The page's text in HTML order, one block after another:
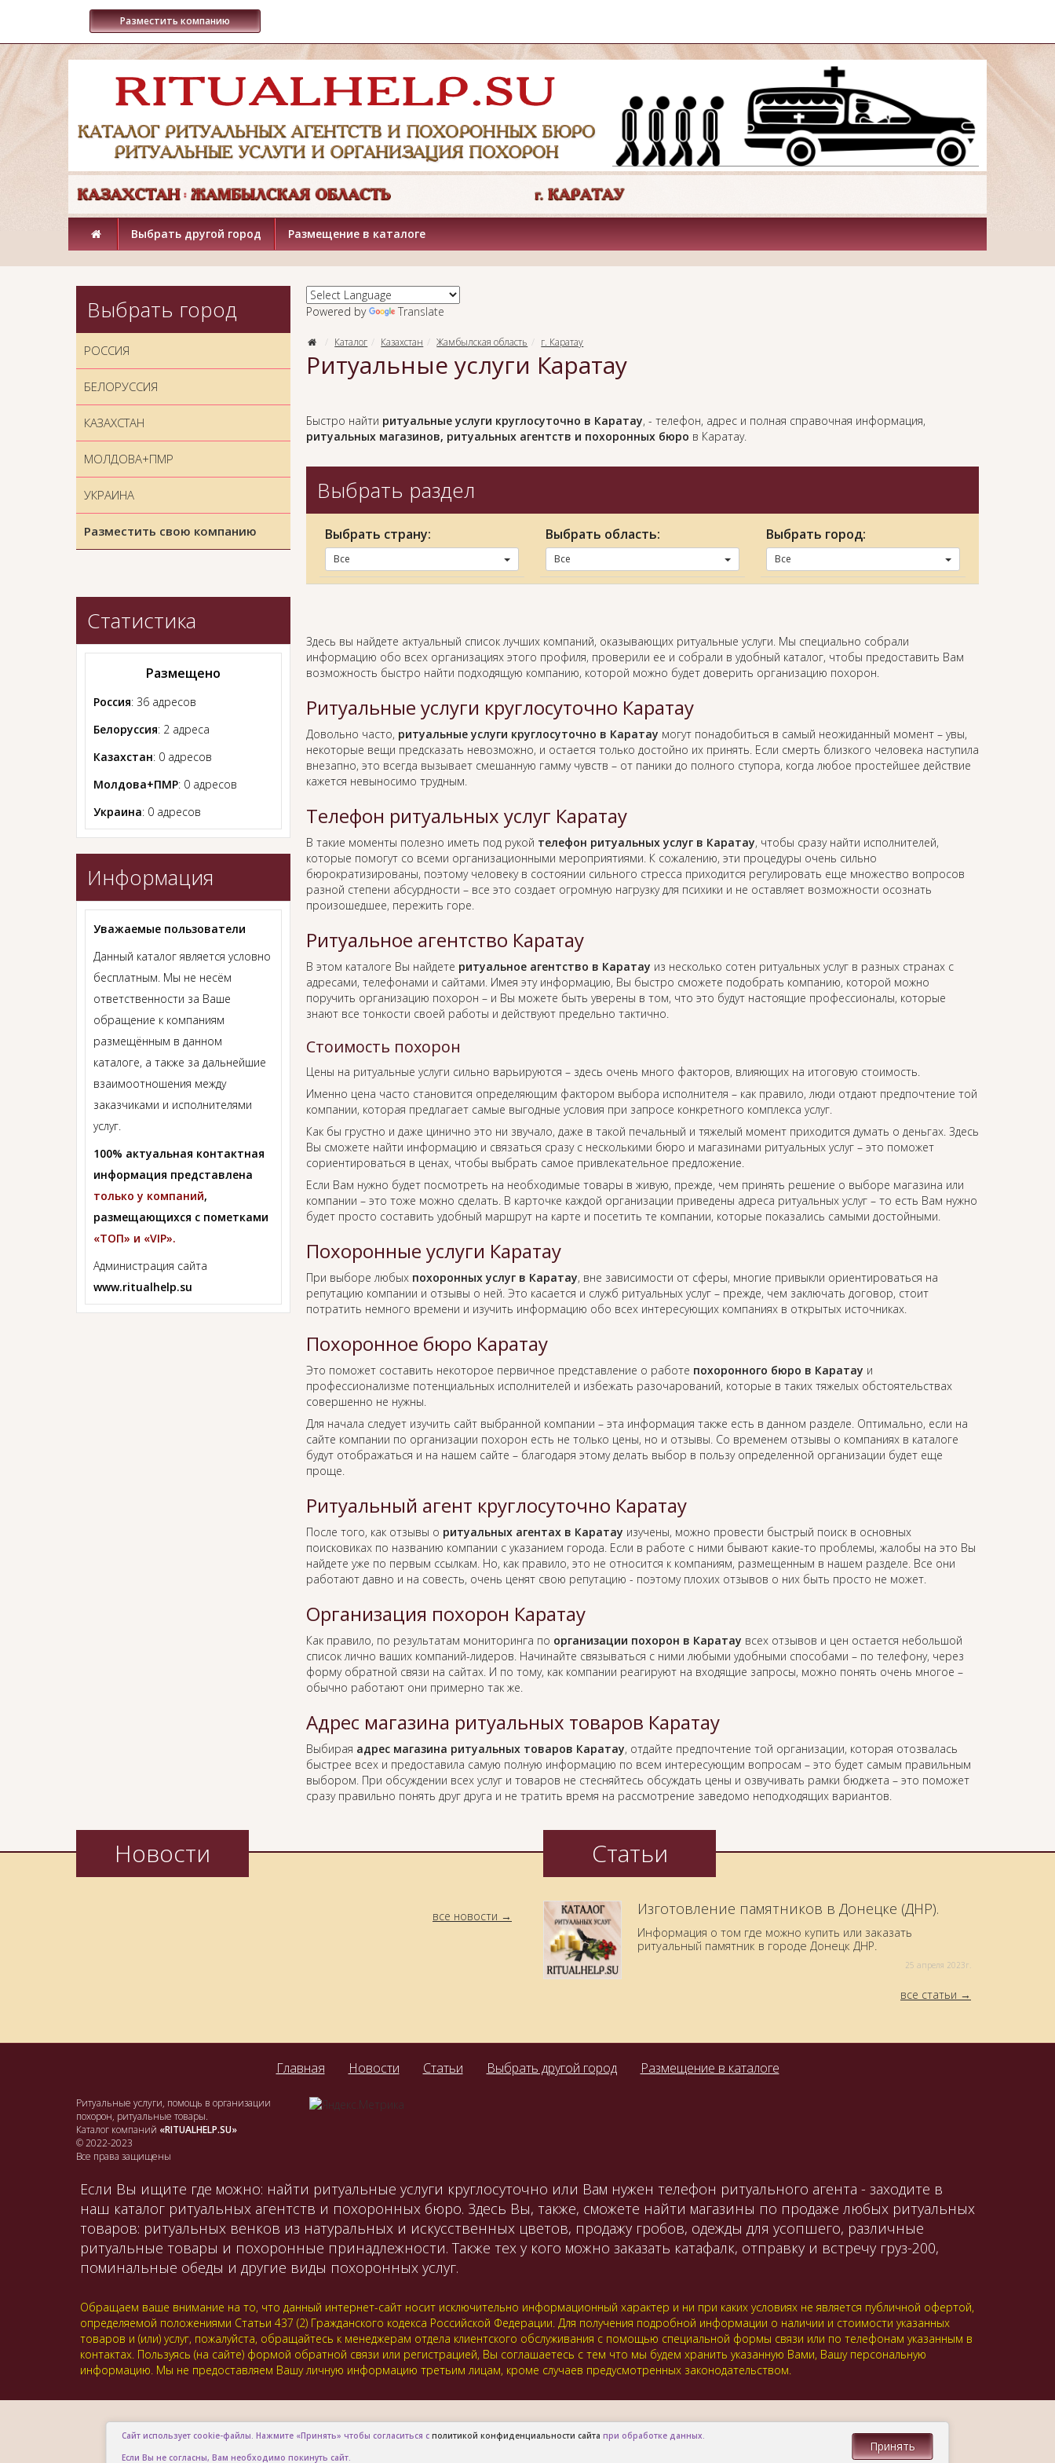
Разместить компанию
Выбрать другой город Размещение в каталоге
Powered by Translate
Каталог Казахстан Жамбылская область г. Каратау
Ритуальные услуги Каратау
Быстро найти ритуальные услуги круглосуточно в Каратау, - телефон, адрес и полная справочная информация,
ритуальных магазинов, ритуальных агентств и похоронных бюро в Каратау.
Выбрать раздел
Выбрать страну:
Все
Выбрать область:
Все
Выбрать город:
Все
Здесь вы найдете актуальный список лучших компаний, оказывающих ритуальные услуги. Мы специально собрали
информацию обо всех организациях этого профиля, проверили ее и собрали в удобный каталог, чтобы предоставить Вам
возможность быстро найти подходящую компанию, которой можно будет доверить организацию похорон.
Ритуальные услуги круглосуточно Каратау
Довольно часто, ритуальные услуги круглосуточно в Каратау могут понадобиться в самый неожиданный момент – увы,
некоторые вещи предсказать невозможно, и остается только достойно их принять. Если смерть близкого человека наступила
внезапно, это всегда вызывает смешанную гамму чувств – от паники до полного ступора, когда любое простейшее действие
кажется невыносимо трудным.
Телефон ритуальных услуг Каратау
В такие моменты полезно иметь под рукой телефон ритуальных услуг в Каратау, чтобы сразу найти исполнителей,
которые помогут со всеми организационными мероприятиями. К сожалению, эти процедуры очень сильно
бюрократизированы, поэтому человеку в состоянии сильного стресса приходится регулировать еще множество вопросов
разной степени абсурдности – все это создает огромную нагрузку для психики и не оставляет возможности осознать
произошедшее, пережить горе.
Ритуальное агентство Каратау
В этом каталоге Вы найдете ритуальное агентство в Каратау из несколько сотен ритуальных услуг в разных странах с
адресами, телефонами и сайтами. Имея эту информацию, Вы быстро сможете подобрать компанию, которой можно
поручить организацию похорон – и Вы можете быть уверены в том, что это будут настоящие профессионалы, которые
знают все тонкости своей работы и действуют предельно тактично.
Стоимость похорон
Цены на ритуальные услуги сильно варьируются – здесь очень много факторов, влияющих на итоговую стоимость.
Именно цена часто становится определяющим фактором выбора исполнителя – как правило, люди отдают предпочтение той
компании, которая предлагает самые выгодные условия при запросе конкретного комплекса услуг.
Как бы грустно и даже цинично это ни звучало, даже в такой печальный и тяжелый момент приходится думать о деньгах. Здесь
Вы сможете найти информацию и связаться сразу с несколькими бюро и магазинами ритуальных услуг – это поможет
сориентироваться в ценах, чтобы выбрать самое привлекательное предложение.
Если Вам нужно будет посмотреть на необходимые товары в живую, прежде, чем принять решение о выборе магазина или
компании – это тоже можно сделать. В карточке каждой организации приведены адреса ритуальных услуг – то есть Вам нужно
будет просто составить удобный маршрут на карте и посетить те компании, которые показались самыми достойными.
Похоронные услуги Каратау
При выборе любых похоронных услуг в Каратау, вне зависимости от сферы, многие привыкли ориентироваться на
репутацию компании и отзывы о ней. Это касается и служб ритуальных услуг – прежде, чем заключать договор, стоит
потратить немного времени и изучить информацию обо всех интересующих компаниях в открытых источниках.
Похоронное бюро Каратау
Это поможет составить некоторое первичное представление о работе похоронного бюро в Каратау и
профессионализме потенциальных исполнителей и избежать разочарований, которые в таких тяжелых обстоятельствах
совершенно не нужны.
Для начала следует изучить сайт выбранной компании – эта информация также есть в данном разделе. Оптимально, если на
сайте компании по организации похорон есть не только цены, но и отзывы. Со временем отзывы о компаниях в каталоге
будут отображаться и на нашем сайте – благодаря этому делать выбор в пользу определенной организации будет еще
проще.
Ритуальный агент круглосуточно Каратау
После того, как отзывы о ритуальных агентах в Каратау изучены, можно провести быстрый поиск в основных
поисковиках по названию компании с указанием города. Если в работе с ними бывают какие-то проблемы, жалобы на это Вы
найдете уже по первым ссылкам. Но, как правило, это не относится к компаниям, размещенным в нашем разделе. Все они
работают давно и на совесть, очень ценят свою репутацию - поэтому плохих отзывов о них быть просто не может.
Организация похорон Каратау
Как правило, по результатам мониторинга по организации похорон в Каратау всех отзывов и цен остается небольшой
список лично ваших компаний-лидеров. Начинайте связываться с ними любыми удобными способами – по телефону, через
форму обратной связи на сайтах. И по тому, как компании реагируют на входящие запросы, можно понять очень многое –
обычно работают они примерно так же.
Адрес магазина ритуальных товаров Каратау
Выбирая адрес магазина ритуальных товаров Каратау, отдайте предпочтение той организации, которая отозвалась
быстрее всех и предоставила самую полную информацию по всем интересующим вопросам – это будет самым правильным
выбором. При обсуждении всех услуг и товаров не стесняйтесь обсуждать цены и озвучивать рамки бюджета – это поможет
сразу правильно понять друг друга и не тратить время на рассмотрение заведомо неподходящих вариантов.
Выбрать город
РОССИЯ
БЕЛОРУССИЯ
КАЗАХСТАН
МОЛДОВА+ПМР
УКРАИНА
Разместить свою компанию
Статистика
Размещено
Россия: 36 адресов
Белоруссия: 2 адреса
Казахстан: 0 адресов
Молдова+ПМР: 0 адресов
Украина: 0 адресов
Информация
Уважаемые пользователи
Данный каталог является условно
бесплатным. Мы не несём
ответственности за Ваше
обращение к компаниям
размещённым в данном
каталоге, а также за дальнейшие
взаимоотношения между
заказчиками и исполнителями
услуг.
100% актуальная контактная
информация представлена
только у компаний,
размещающихся с пометками
«ТОП» и «VIP».
Администрация сайта
www.ritualhelp.su
Новости
все новости
Статьи
Изготовление памятников в Донецке (ДНР).
Информация о том где можно купить или заказать
ритуальный памятник в городе Донецк ДНР.
25 aпреля 2023г.
все статьи
Главная Новости Статьи Выбрать другой город Размещение в каталоге
Ритуальные услуги, помощь в организации
похорон, ритуальные товары.
Каталог компаний «RITUALHELP.SU»
© 2022-2023
Все права защищены
Если Вы ищите где можно: найти ритуальные услуги круглосуточно или Вам нужен телефон ритуального агента - заходите в
наш каталог ритуальных агентств и похоронных бюро. Здесь Вы, также, сможете найти магазины по продаже любых ритуальных
товаров: ритуальных венков из натуральных и искусственных цветов, продажу гробов, одежды для усопшего, различные
ритуальные товары и похоронные принадлежности. Также тех у кого можно заказать катафалк, отправку и встречу груз-200,
поминальные обеды и другие виды похоронных услуг.
Обращаем ваше внимание на то, что данный интернет-сайт носит исключительно информационный характер и ни при каких условиях не является публичной офертой,
определяемой положениями Статьи 437 (2) Гражданского кодекса Российской Федерации. Для получения подробной информации о наличии и стоимости указанных
товаров и (или) услуг, пожалуйста, обращайтесь к менеджерам отдела клиентского обслуживания с помощью специальной формы связи или по телефонам указанным в
контактах. Пользуясь (на сайте) формой обратной связи или регистрацией, Вы соглашаетесь с тем что мы будем хранить указанную Вами, Вашу персональную
информацию. Мы не предоставляем Вашу личную информацию третьим лицам, кроме случаев предусмотренных законодательством.
Сайт использует cookie-файлы. Нажмите «Принять» чтобы согласиться сполитикой конфиденциальности сайта при обработке данных.
Если Вы не согласны, Вам необходимо покинуть сайт.
Принять